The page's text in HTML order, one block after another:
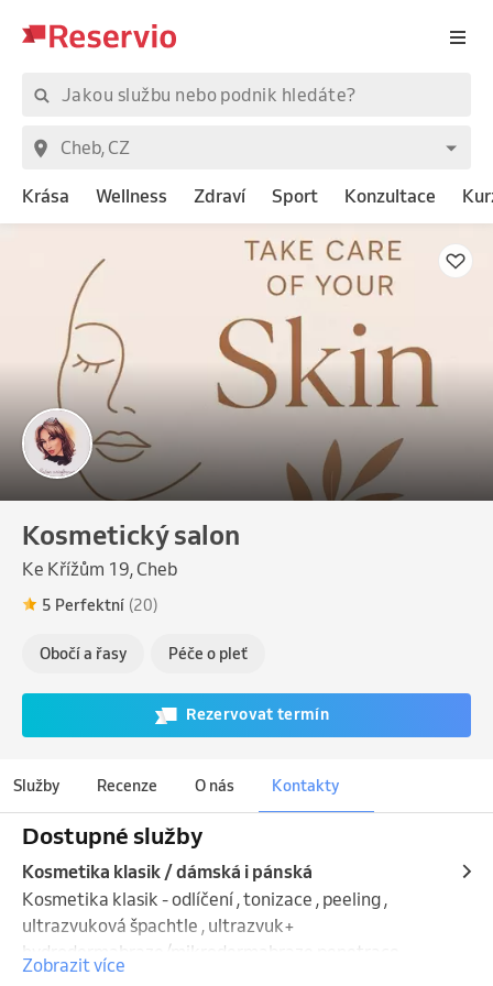
Krása Wellness Zdraví Sport Konzultace
Kosmetický salon
Ke Křížům 19, Cheb
5 Perfektní (20)
Obočí a řasy Péče o pleť
Rezervovat termín
Služby Recenze O nás Kontakty
Dostupné služby
Kosmetika klasik / dámská i pánská
Kosmetika klasik - odlíčení , tonizace , peeling ,
ultrazvuková špachtle , ultrazvuk+
hydrodermabraze/mikrodermabraze,penetrace
aktivních látek dle potřeby pleti.  barvení řas a obočí ,
Zobrazit více